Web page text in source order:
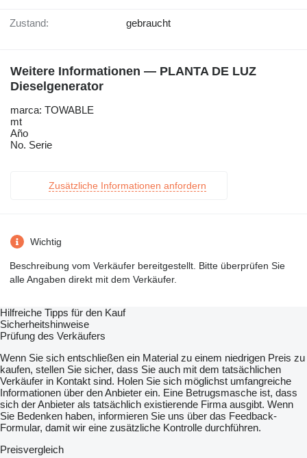
Zustand: gebraucht
Weitere Informationen — PLANTA DE LUZ
Dieselgenerator
marca: TOWABLE
mt
Año
No. Serie
Zusätzliche Informationen anfordern
Wichtig
Beschreibung vom Verkäufer bereitgestellt. Bitte überprüfen Sie
alle Angaben direkt mit dem Verkäufer.
Hilfreiche Tipps für den Kauf
Sicherheitshinweise
Prüfung des Verkäufers
Wenn Sie sich entschließen ein Material zu einem niedrigen Preis zu
kaufen, stellen Sie sicher, dass Sie auch mit dem tatsächlichen
Verkäufer in Kontakt sind. Holen Sie sich möglichst umfangreiche
Informationen über den Anbieter ein. Eine Betrugsmasche ist, dass
sich der Anbieter als tatsächlich existierende Firma ausgibt. Wenn
Sie Bedenken haben, informieren Sie uns über das Feedback-
Formular, damit wir eine zusätzliche Kontrolle durchführen.
Preisvergleich